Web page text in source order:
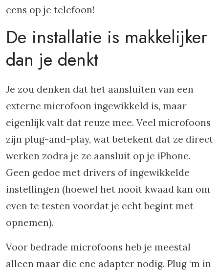
eens op je telefoon!
De installatie is makkelijker
dan je denkt
Je zou denken dat het aansluiten van een
externe microfoon ingewikkeld is, maar
eigenlijk valt dat reuze mee. Veel microfoons
zijn plug-and-play, wat betekent dat ze direct
werken zodra je ze aansluit op je iPhone.
Geen gedoe met drivers of ingewikkelde
instellingen (hoewel het nooit kwaad kan om
even te testen voordat je echt begint met
opnemen).
Voor bedrade microfoons heb je meestal
alleen maar die ene adapter nodig. Plug ‘m in